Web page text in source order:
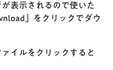
表示されるので使いた
」をクリックでダウ
イルをクリックすると